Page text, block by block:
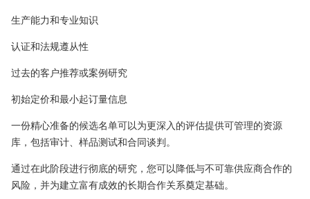
生产能力和专业知识
认证和法规遵从性
过去的客户推荐或案例研究
初始定价和最小起订量信息
一份精心准备的候选名单可以为更深入的评估提供可管理的资源
库，包括审计、样品测试和合同谈判。
通过在此阶段进行彻底的研究，您可以降低与不可靠供应商合作的
风险，并为建立富有成效的长期合作关系奠定基础。